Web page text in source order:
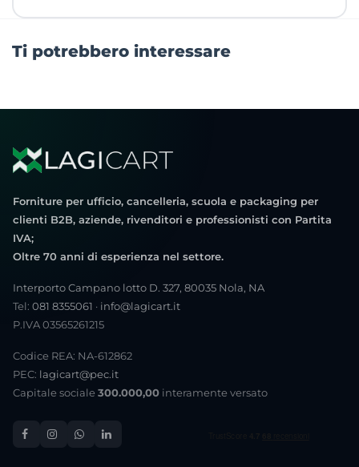
Ti potrebbero interessare
Forniture per ufficio, cancelleria, scuola e packaging per
clienti B2B, aziende, rivenditori e professionisti con Partita
IVA;
Oltre 70 anni di esperienza nel settore.
Interporto Campano lotto D. 327, 80035 Nola, NA
Tel: 081 8355061 · info@lagicart.it
P.IVA 03565261215
Codice REA: NA-612862
PEC: lagicart@pec.it
Capitale sociale 300.000,00 interamente versato